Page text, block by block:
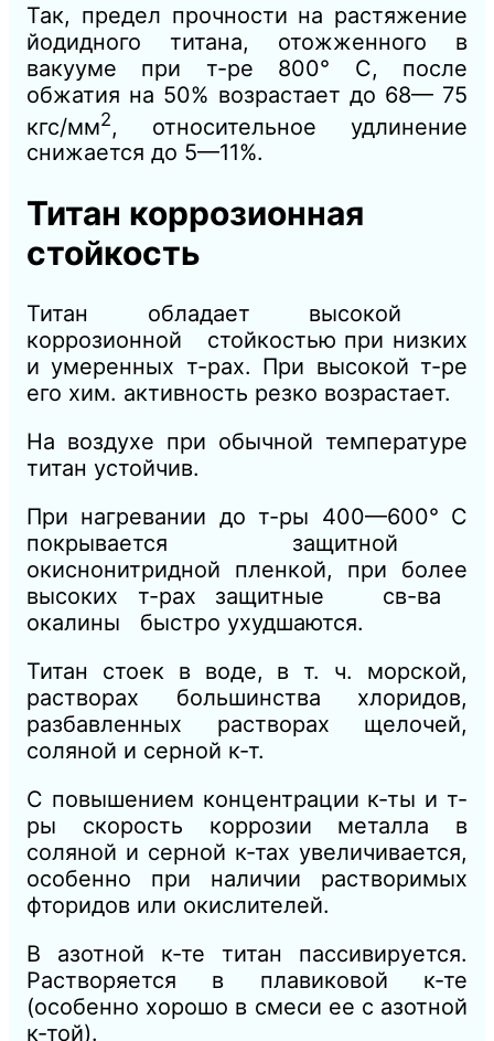
Так, предел прочности на растяжение
йодидного титана, отожженного в
вакууме при т-ре 800° С, после
обжатия на 50% возрастает до 68— 75
кгс/мм2, относительное удлинение
снижается до 5—11%.
Титан коррозионная
стойкость
Титан обладает высокой
коррозионной стойкостью при низких
и умеренных т-рах. При высокой т-ре
его хим. активность резко возрастает.
На воздухе при обычной температуре
титан устойчив.
При нагревании до т-ры 400—600° С
покрывается защитной
окиснонитридной пленкой, при более
высоких т-рах защитные св-ва
окалины быстро ухудшаются.
Титан стоек в воде, в т. ч. морской,
растворах большинства хлоридов,
разбавленных растворах щелочей,
соляной и серной к-т.
С повышением концентрации к-ты и т-
ры скорость коррозии металла в
соляной и серной к-тах увеличивается,
особенно при наличии растворимых
фторидов или окислителей.
В азотной к-те титан пассивируется.
Растворяется в плавиковой к-те
(особенно хорошо в смеси ее с азотной
к-той).